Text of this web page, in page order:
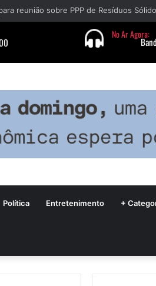
reunião sobre PPP de Resíduos
Política Entretenimento +